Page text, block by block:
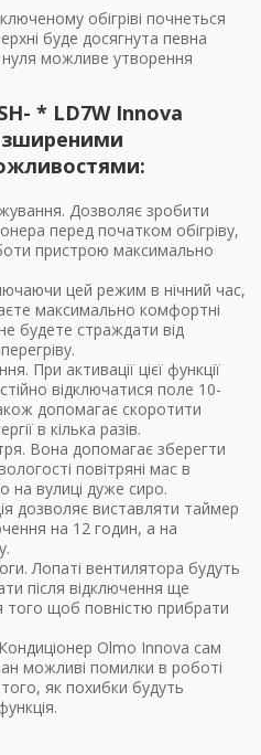
обігріві почнеться
буде досягнута певна
можливе утворення
* LD7W Innova
Дозволяє зробити
перед початком обігріву,
пристрою максимально
цей режим в нічний час,
максимально комфортні
будете страждати від
При активації цієї функції
відключатися поле 10-
допомагає скоротити
в кілька разів.
Вона допомагає зберегти
повітряні мас в
на вулиці дуже сиро.
дозволяє виставляти таймер
на 12 годин, а на
Лопаті вентилятора будуть
після відключення ще
того щоб повністю прибрати
Olmo Innova сам
можливі помилки в роботі
як похибки будуть